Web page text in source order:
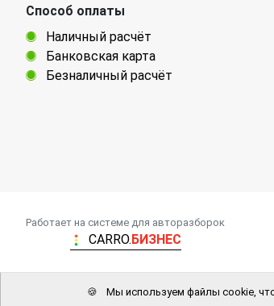
Способ оплаты
Наличный расчёт
Банковская карта
Безналичный расчёт
Работает на системе для авторазборок
CARRO.БИЗНЕС
🍪 Мы используем файлы cookie,